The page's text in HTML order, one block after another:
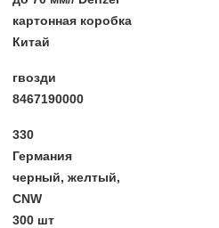
картонная коробка
Китай
гвозди
8467190000
330
Германия
черный, желтый,
CNW
300 шт